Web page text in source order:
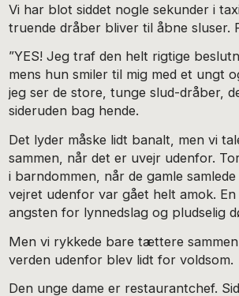
Vi har blot siddet nogle sekunder i
truende dråber bliver til åbne sluser.
”YES! Jeg traf den helt rigtige
mens hun smiler til mig med et ungt
jeg ser de store, tunge slud-dråber,
sideruden bag hende.
Det lyder måske lidt banalt, men vi
sammen, når det er uvejr udenfor.
i barndommen, når de gamle
vejret udenfor var gået helt amok. En
angsten for lynnedslag og pludselig
Men vi rykkede bare tættere
verden udenfor blev lidt for voldsom.
Den unge dame er restaurantchef.